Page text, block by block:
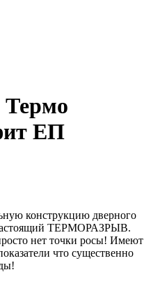
Термо
ЕП
конструкцию дверного
настоящий ТЕРМОРАЗРЫВ.
нет точки росы! Имеют
что существенно